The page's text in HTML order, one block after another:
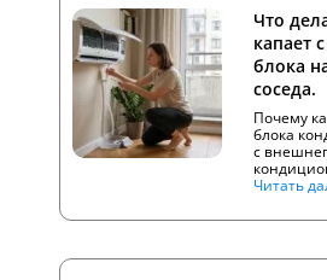
Что
капает
блока
соседа.
Почему
блока
с
Читать